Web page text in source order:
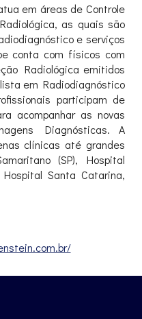
em áreas de Controle
as quais são
e serviços
conta com físicos com
Radiológica emitidos
em Radiodiagnóstico
participam de
acompanhar as novas
Diagnósticas. A
clínicas até grandes
(SP), Hospital
Santa Catarina,